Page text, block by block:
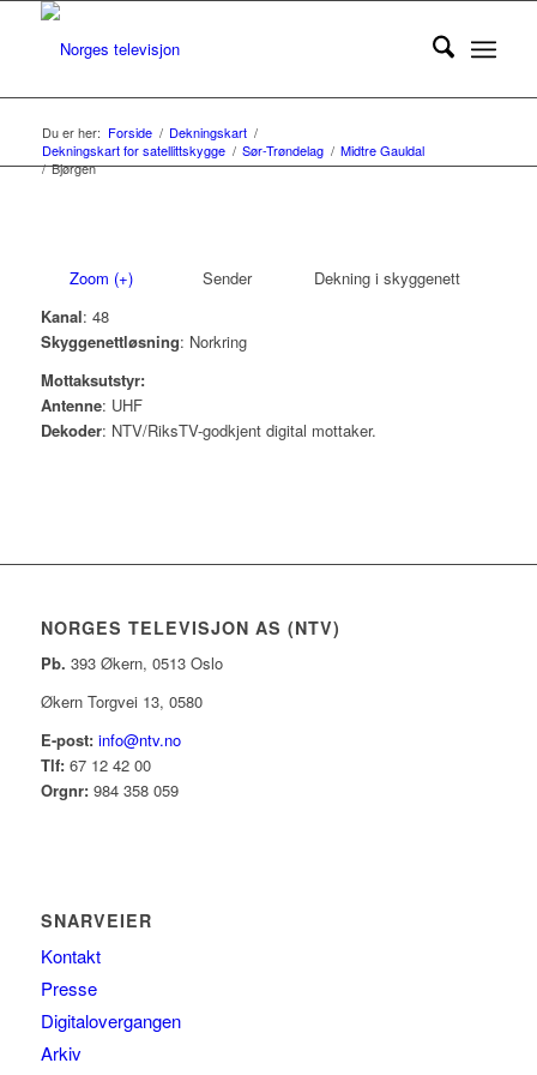
Du er her: Forside / Dekningskart /
Dekningskart for satellittskygge / Sør-Trøndelag / Midtre Gauldal
/ Bjørgen
Zoom (+) Sender
Dekning i skyggenett
Kanal: 48
Skyggenettløsning: Norkring
Mottaksutstyr:
Antenne: UHF
Dekoder: NTV/RiksTV-godkjent digital mottaker.
NORGES TELEVISJON AS (NTV)
Pb. 393 Økern, 0513 Oslo
Økern Torgvei 13, 0580
E-post: info@ntv.no
Tlf:67 12 42 00
Orgnr:984 358 059
SNARVEIER
Kontakt
Presse
Digitalovergangen
Arkiv